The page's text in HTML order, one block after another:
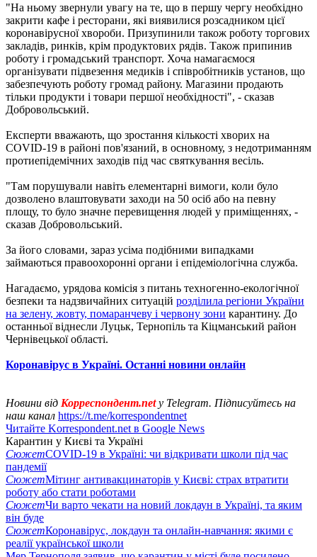
"На ньому звернули увагу на те, що в першу чергу необхідно
закрити кафе і ресторани, які виявилися розсадником цієї
коронавірусної хвороби. Призупинили також роботу торгових
закладів, ринків, крім продуктових рядів. Також припинив
роботу і громадський транспорт. Хоча намагаємося
організувати підвезення медиків і співробітників установ, що
забезпечують роботу громад району. Магазини продають
тільки продукти і товари першої необхідності", - сказав
Добровольський.
Експерти вважають, що зростання кількості хворих на
COVID-19 в районі пов'язаний, в основному, з недотриманням
протиепідемічних заходів під час святкування весіль.
"Там порушували навіть елементарні вимоги, коли було
дозволено влаштовувати заходи на 50 осіб або на певну
площу, то було значне перевищення людей у приміщеннях, -
сказав Добровольський.
За його словами, зараз усіма подібними випадками
займаються правоохоронні органи і епідеміологічна служба.
Нагадаємо, урядова комісія з питань техногенно-екологічної
безпеки та надзвичайних ситуацій розділила регіони України
на зелену, жовту, помаранчеву і червону зони карантину. До
останньої віднесли Луцьк, Тернопіль та Кіцманський район
Чернівецької області.
Коронавірус в Україні. Останні новини онлайн
Новини від Корреспондент.net у Telegram. Підписуйтесь на
наш канал https://t.me/korrespondentnet
Читайте Korrespondent.net в Google News
Карантин у Києві та Україні
СюжетCOVID-19 в Україні: чи відкривати школи під час
пандемії
СюжетМітинг антивакцинаторів у Києві: страх втратити
роботу або стати роботами
СюжетЧи варто чекати на новий локдаун в Україні, та яким
він буде
СюжетКоронавірус, локдаун та онлайн-навчання: якими є
реалії української школи